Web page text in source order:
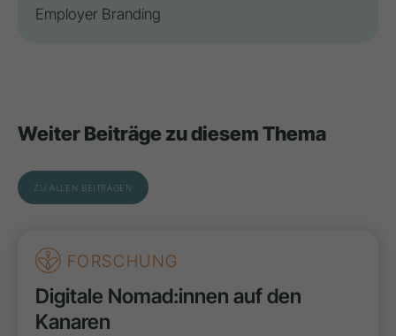
Employer Branding
Weiter Beiträge zu diesem Thema
ZU ALLEN BEITRÄGEN
FORSCHUNG
Digitale Nomad:innen auf den
Kanaren